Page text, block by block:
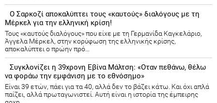
Ο Σαρκοζί αποκαλύπτει τους «καυτούς» διαλόγους με τη
Μέρκελ για την ελληνική κρίση!
Τους «καυτούς διαλόγους» που είχε με τη Γερμανίδα Καγκελάριο,
Άγγελα Μέρκελ, στην κορύφωση της ελληνικής κρίσης,
αποκαλύπτει ο πρώην πρό...
Συγκλονίζει η 39χρονη Εβίνα Μάλτση: «Οταν πεθάνω, θέλω
να φοράω την εμφάνιση με το εθνόσημο»
Είναι 39 ετών, πάει για τα 40, αλλά δεν το βάζει κάτω. Και όχι απλά
παίζει, αλλά πρωταγωνιστεί. Αυτή είναι η ιστορία της έμπειρης